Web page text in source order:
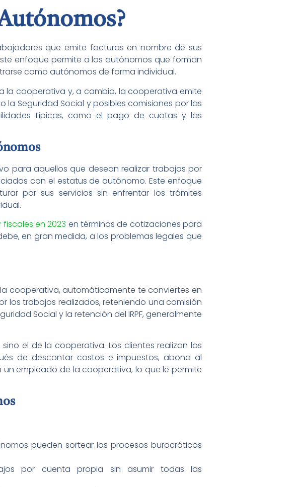
que emite facturas en nombre de sus
enfoque permite a los autónomos que forman
como autónomos de forma individual.
la cooperativa y, a cambio, la cooperativa emite
Seguridad Social y posibles comisiones por las
típicas, como el pago de cuotas y las
para aquellos que desean realizar trabajos por
con el estatus de autónomo. Este enfoque
por sus servicios sin enfrentar los trámites
en 2023 en términos de cotizaciones para
en gran medida, a los problemas legales que
cooperativa, automáticamente te conviertes en
los trabajos realizados, reteniendo una comisión
Social y la retención del IRPF, generalmente
el de la cooperativa. Los clientes realizan los
de descontar costos e impuestos, abona al
empleado de la cooperativa, lo que le permite
pueden sortear los procesos burocráticos
por cuenta propia sin asumir todas las